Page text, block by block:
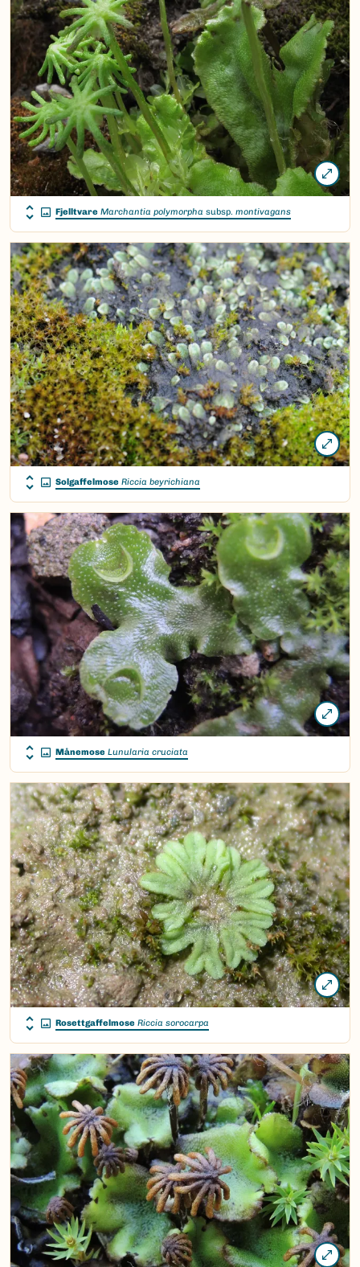
Fjelltvare Marchantia polymorpha subsp. montivagans
Solgaffelmose Riccia beyrichiana
Månemose Lunularia cruciata
Rosettgaffelmose Riccia sorocarpa